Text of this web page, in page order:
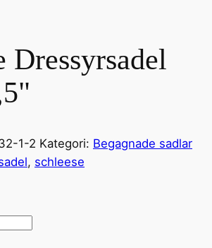
Dressyrsadel
1-2 Kategori: Begagnade sadlar
, schleese